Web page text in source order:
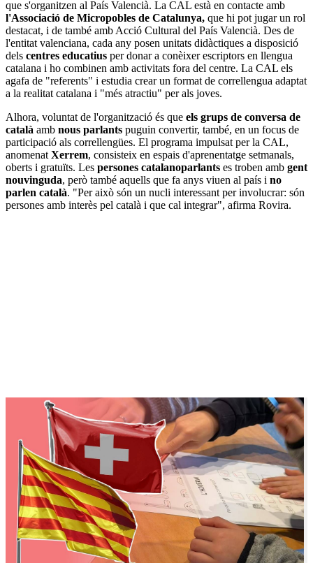
que s'organitzen al País Valencià. La CAL està en contacte amb
l'Associació de Micropobles de Catalunya, que hi pot jugar un rol
destacat, i de també amb Acció Cultural del País Valencià. Des de
l'entitat valenciana, cada any posen unitats didàctiques a disposició
dels centres educatius per donar a conèixer escriptors en llengua
catalana i ho combinen amb activitats fora del centre. La CAL els
agafa de "referents" i estudia crear un format de correllengua adaptat
a la realitat catalana i "més atractiu" per als joves.
Alhora, voluntat de l'organització és que els grups de conversa de
català amb nous parlants puguin convertir, també, en un focus de
participació als correllengües. El programa impulsat per la CAL,
anomenat Xerrem, consisteix en espais d'aprenentatge setmanals,
oberts i gratuïts. Les persones catalanoparlants es troben amb gent
nouvinguda, però també aquells que fa anys viuen al país i no
parlen català. "Per això són un nucli interessant per involucrar: són
persones amb interès pel català i que cal integrar", afirma Rovira.